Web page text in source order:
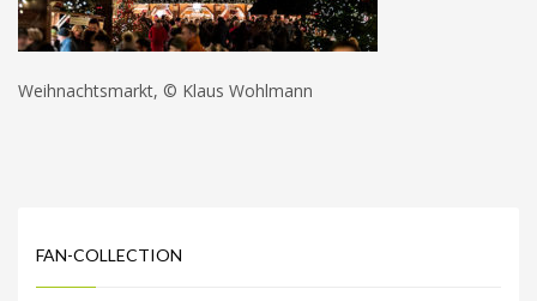
Weihnachtsmarkt, © Klaus Wohlmann
FAN-COLLECTION